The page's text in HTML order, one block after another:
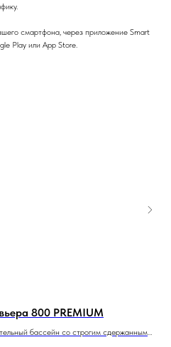
смартфона, через приложение Smart
Play или App Store.
800 PREMIUM
бассейн со строгим сдержанным